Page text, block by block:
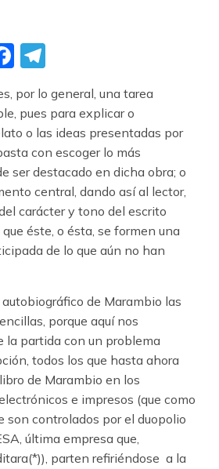
Facebook
por lo general, una tarea
pues para explicar o
o las ideas presentadas por
con escoger lo más
ser destacado en dicha obra; o
central, dando así al lector,
carácter y tono del escrito
éste, o ésta, se formen una
de lo que aún no han
de Marambio las
porque aquí nos
la partida con un problema
todos los que hasta ahora
de Marambio en los
e impresos (que como
son controlados por el duopolio
última empresa que,
parten refiriéndose a la